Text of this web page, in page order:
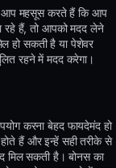
आप महसूस करते हैं कि आप
रहे हैं, तो आपको मदद लेने
हो सकती है या पेशेवर
रहने में मदद करेगा।
करना बेहद फायदेमंद हो
हैं और इन्हें सही तरीके से
सकती है। बोनस का